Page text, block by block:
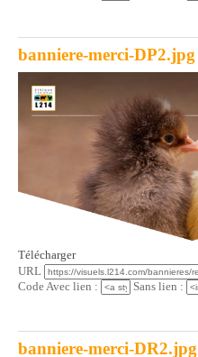
banniere-merci-DP2.jpg
Télécharger
URL
Code Avec lien :
Sans lien :
banniere-merci-DR2.jpg